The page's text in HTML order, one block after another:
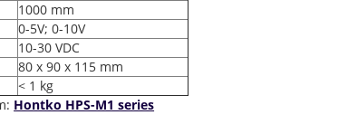
1000 mm
0-5V; 0-10V
10-30 VDC
80 x 90 x 115 mm
< 1 kg
Hontko HPS-M1 series